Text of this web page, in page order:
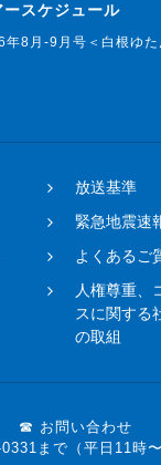
ースケジュール
年8月-9月号＜白根ゆた
放送基準
緊急地震速
よくあるご
人権尊重、
スに関する
の取組
☎ お問い合わせ
まで（平日11時〜